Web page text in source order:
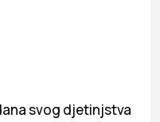
svog djetinjstva